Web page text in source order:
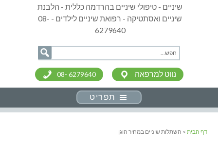
שיניים - טיפולי שיניים בהרדמה כללית - הלבנת
שיניים ואסתטיקה - רפואת שיניים לילדים - 08-
6279640
08- 6279640 נווט למרפאה
תפריט
דף הבית > השתלות שיניים במחיר הוגן